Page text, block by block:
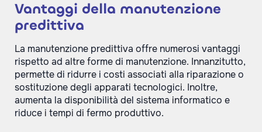
Vantaggi della manutenzione
predittiva
La manutenzione predittiva offre numerosi vantaggi
rispetto ad altre forme di manutenzione. Innanzitutto,
permette di ridurre i costi associati alla riparazione o
sostituzione degli apparati tecnologici. Inoltre,
aumenta la disponibilità del sistema informatico e
riduce i tempi di fermo produttivo.